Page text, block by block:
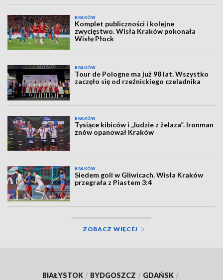
KRAKÓW
Komplet publiczności i kolejne
zwycięstwo. Wisła Kraków pokonała
Wisłę Płock
KRAKÓW
Tour de Pologne ma już 98 lat. Wszystko
zaczęło się od rzeźnickiego czeladnika
KRAKÓW
Tysiące kibiców i „ludzie z żelaza”. Ironman
znów opanował Kraków
KRAKÓW
Siedem goli w Gliwicach. Wisła Kraków
przegrała z Piastem 3:4
ZOBACZ WIĘCEJ
BIAŁYSTOK / BYDGOSZCZ / GDAŃSK /